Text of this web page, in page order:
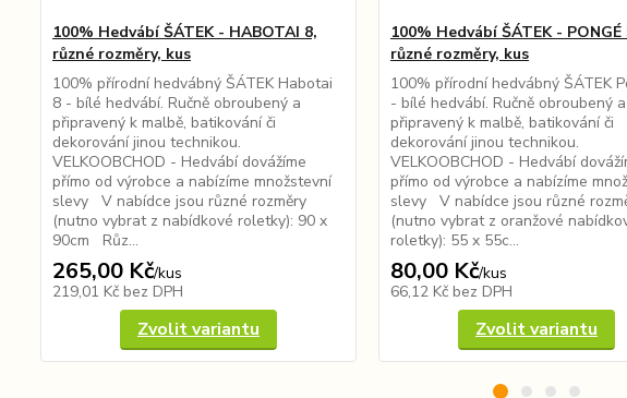
100% Hedvábí ŠÁTEK - HABOTAI 8,
různé rozměry, kus
100% přírodní hedvábný ŠÁTEK Habotai
8 - bílé hedvábí. Ručně obroubený a
připravený k malbě, batikování či
dekorování jinou technikou.
VELKOOBCHOD - Hedvábí dovážíme
přímo od výrobce a nabízíme množstevní
slevy V nabídce jsou různé rozměry
(nutno vybrat z nabídkové roletky): 90 x
90cm Růz...
265,00 Kč/kus
219,01 Kč bez DPH
Zvolit variantu
100% Hedvábí ŠÁTEK - PONGÉ
různé rozměry, kus
100% přírodní hedvábný ŠÁTEK
- bílé hedvábí. Ručně obroubený a
připravený k malbě, batikování či
dekorování jinou technikou.
VELKOOBCHOD - Hedvábí
přímo od výrobce a nabízíme
slevy V nabídce jsou různé
(nutno vybrat z oranžové
roletky): 55 x 55c...
80,00 Kč/kus
66,12 Kč bez DPH
Zvolit variantu